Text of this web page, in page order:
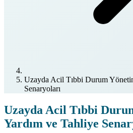
Uzayda Acil Tıbbi Durum
Senaryoları
Uzayda Acil Tıbbi
Yardım ve Tahliye